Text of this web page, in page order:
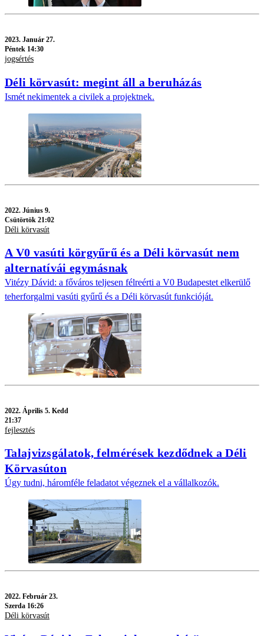
2023. Január 27.
Péntek 14:30
jogsértés
Déli körvasút: megint áll a beruházás
Ismét nekimentek a civilek a projektnek.
2022. Június 9.
Csütörtök 21:02
Déli körvasút
A V0 vasúti körgyűrű és a Déli körvasút nem
alternatívái egymásnak
Vitézy Dávid: a főváros teljesen félreérti a V0 Budapestet elkerülő
teherforgalmi vasúti gyűrű és a Déli körvasút funkcióját.
2022. Április 5. Kedd
21:37
fejlesztés
Talajvizsgálatok, felmérések kezdődnek a Déli
Körvasúton
Úgy tudni, háromféle feladatot végeznek el a vállalkozók.
2022. Február 23.
Szerda 16:26
Déli körvasút